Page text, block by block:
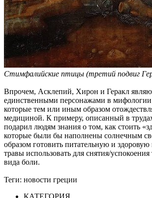
Стимфалийские птицы (третий подвиг
Впрочем, Асклепий, Хирон и Геракл
единственными персонажами в
которые тем или иным образом
медициной. К примеру, описанный в
подарил людям знания о том, как стоить
которые были бы наполнены солнечным
образом готовить питательную и
травы использовать для снятия/
вида боли.
Теги: новости греции
КАТЕГОРИЯ